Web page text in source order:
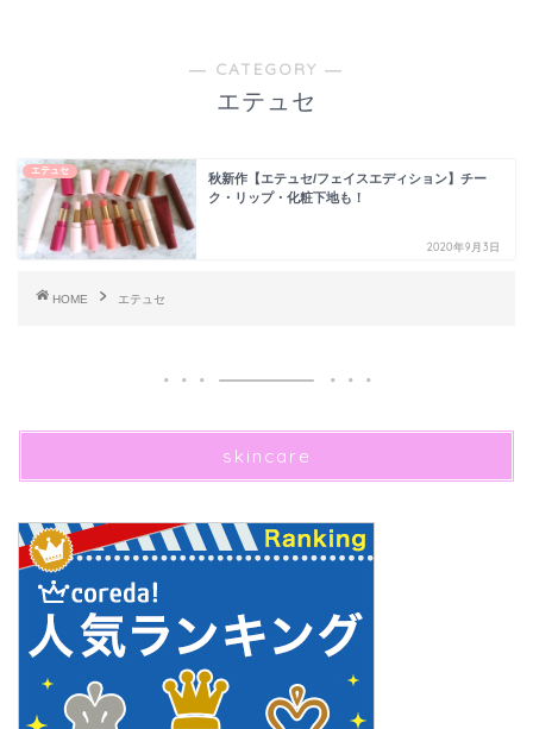
― CATEGORY ―
エテュセ
エテュセ
秋新作【エテュセ/フェイスエディション】チー
ク・リップ・化粧下地も！
2020年9月3日
HOME エテュセ
skincare